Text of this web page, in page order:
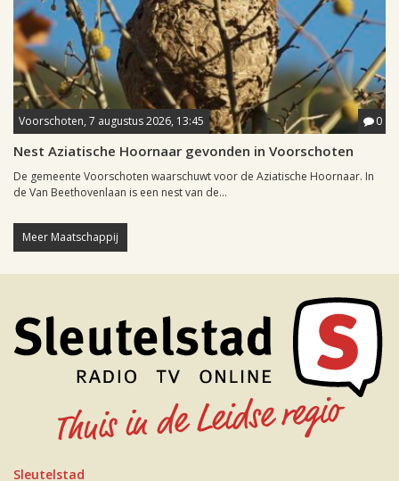
Voorschoten, 7 augustus 2026, 13:45 0
Nest Aziatische Hoornaar gevonden in Voorschoten
De gemeente Voorschoten waarschuwt voor de Aziatische Hoornaar. In
de Van Beethovenlaan is een nest van de...
Meer Maatschappij
Sleutelstad